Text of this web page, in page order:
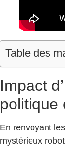
Table des
Impact
politique
En renvoyant
mystérieux